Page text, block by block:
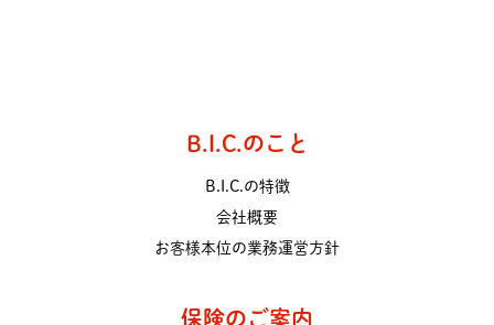
B.I.C.のこと
B.I.C.の特徴
会社概要
お客様本位の業務運営方針
保険のご案内